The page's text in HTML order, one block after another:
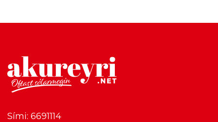
Sími: 6691114